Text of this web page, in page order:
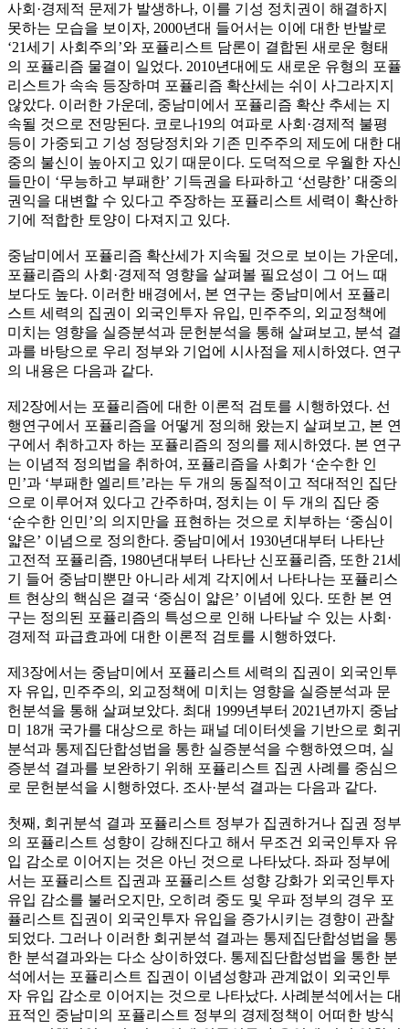
사회·경제적 문제가 발생하나, 이를 기성 정치권이 해결하지
못하는 모습을 보이자, 2000년대 들어서는 이에 대한 반발로
‘21세기 사회주의’와 포퓰리스트 담론이 결합된 새로운 형태
의 포퓰리즘 물결이 일었다. 2010년대에도 새로운 유형의 포퓰
리스트가 속속 등장하며 포퓰리즘 확산세는 쉬이 사그라지지
않았다. 이러한 가운데, 중남미에서 포퓰리즘 확산 추세는 지
속될 것으로 전망된다. 코로나19의 여파로 사회·경제적 불평
등이 가중되고 기성 정당정치와 기존 민주주의 제도에 대한 대
중의 불신이 높아지고 있기 때문이다. 도덕적으로 우월한 자신
들만이 ‘무능하고 부패한’ 기득권을 타파하고 ‘선량한’ 대중의
권익을 대변할 수 있다고 주장하는 포퓰리스트 세력이 확산하
기에 적합한 토양이 다져지고 있다.
중남미에서 포퓰리즘 확산세가 지속될 것으로 보이는 가운데,
포퓰리즘의 사회·경제적 영향을 살펴볼 필요성이 그 어느 때
보다도 높다. 이러한 배경에서, 본 연구는 중남미에서 포퓰리
스트 세력의 집권이 외국인투자 유입, 민주주의, 외교정책에
미치는 영향을 실증분석과 문헌분석을 통해 살펴보고, 분석 결
과를 바탕으로 우리 정부와 기업에 시사점을 제시하였다. 연구
의 내용은 다음과 같다.
제2장에서는 포퓰리즘에 대한 이론적 검토를 시행하였다. 선
행연구에서 포퓰리즘을 어떻게 정의해 왔는지 살펴보고, 본 연
구에서 취하고자 하는 포퓰리즘의 정의를 제시하였다. 본 연구
는 이념적 정의법을 취하여, 포퓰리즘을 사회가 ‘순수한 인
민’과 ‘부패한 엘리트’라는 두 개의 동질적이고 적대적인 집단
으로 이루어져 있다고 간주하며, 정치는 이 두 개의 집단 중
‘순수한 인민’의 의지만을 표현하는 것으로 치부하는 ‘중심이
얇은’ 이념으로 정의한다. 중남미에서 1930년대부터 나타난
고전적 포퓰리즘, 1980년대부터 나타난 신포퓰리즘, 또한 21세
기 들어 중남미뿐만 아니라 세계 각지에서 나타나는 포퓰리스
트 현상의 핵심은 결국 ‘중심이 얇은’ 이념에 있다. 또한 본 연
구는 정의된 포퓰리즘의 특성으로 인해 나타날 수 있는 사회·
경제적 파급효과에 대한 이론적 검토를 시행하였다.
제3장에서는 중남미에서 포퓰리스트 세력의 집권이 외국인투
자 유입, 민주주의, 외교정책에 미치는 영향을 실증분석과 문
헌분석을 통해 살펴보았다. 최대 1999년부터 2021년까지 중남
미 18개 국가를 대상으로 하는 패널 데이터셋을 기반으로 회귀
분석과 통제집단합성법을 통한 실증분석을 수행하였으며, 실
증분석 결과를 보완하기 위해 포퓰리스트 집권 사례를 중심으
로 문헌분석을 시행하였다. 조사·분석 결과는 다음과 같다.
첫째, 회귀분석 결과 포퓰리스트 정부가 집권하거나 집권 정부
의 포퓰리스트 성향이 강해진다고 해서 무조건 외국인투자 유
입 감소로 이어지는 것은 아닌 것으로 나타났다. 좌파 정부에
서는 포퓰리스트 집권과 포퓰리스트 성향 강화가 외국인투자
유입 감소를 불러오지만, 오히려 중도 및 우파 정부의 경우 포
퓰리스트 집권이 외국인투자 유입을 증가시키는 경향이 관찰
되었다. 그러나 이러한 회귀분석 결과는 통제집단합성법을 통
한 분석결과와는 다소 상이하였다. 통제집단합성법을 통한 분
석에서는 포퓰리스트 집권이 이념성향과 관계없이 외국인투
자 유입 감소로 이어지는 것으로 나타났다. 사례분석에서는 대
표적인 중남미의 포퓰리스트 정부의 경제정책이 어떠한 방식